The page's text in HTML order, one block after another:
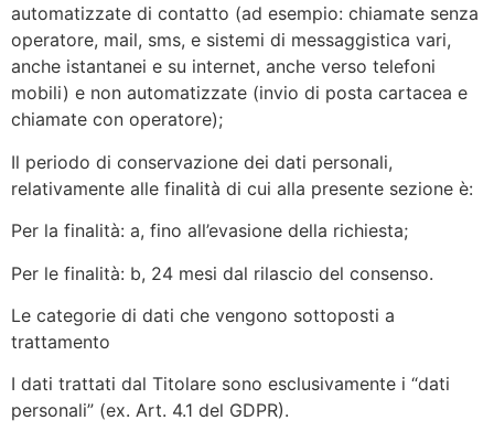
automatizzate di contatto (ad esempio: chiamate senza
operatore, mail, sms, e sistemi di messaggistica vari,
anche istantanei e su internet, anche verso telefoni
mobili) e non automatizzate (invio di posta cartacea e
chiamate con operatore);
Il periodo di conservazione dei dati personali,
relativamente alle finalità di cui alla presente sezione è:
Per la finalità: a, fino all’evasione della richiesta;
Per le finalità: b, 24 mesi dal rilascio del consenso.
Le categorie di dati che vengono sottoposti a
trattamento
I dati trattati dal Titolare sono esclusivamente i “dati
personali” (ex. Art. 4.1 del GDPR).